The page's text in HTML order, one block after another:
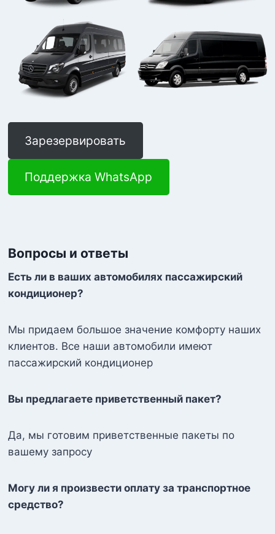
Зарезервировать
Поддержка WhatsApp
Вопросы и ответы
Есть ли в ваших автомобилях пассажирский
кондиционер?
Мы придаем большое значение комфорту наших
клиентов. Все наши автомобили имеют
пассажирский кондиционер
Вы предлагаете приветственный пакет?
Да, мы готовим приветственные пакеты по
вашему запросу
Могу ли я произвести оплату за транспортное
средство?